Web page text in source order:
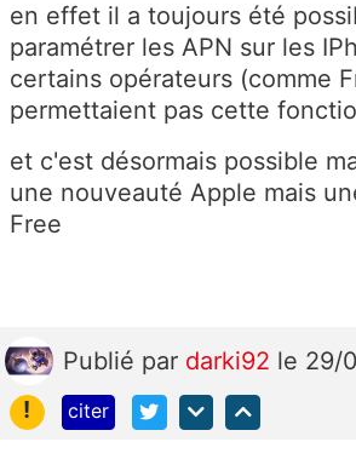
en effet il a toujours été
paramétrer les APN sur les
certains opérateurs (comme
permettaient pas cette
et c'est désormais possible
une nouveauté Apple mais
Free
Publié par darki92 le 29/
!
citer